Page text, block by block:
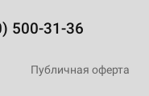
500-31-36
Публичная оферта